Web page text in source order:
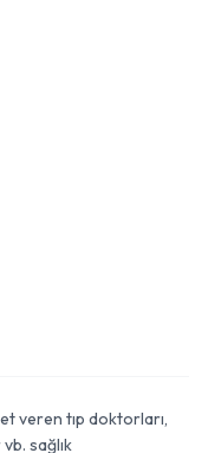
veren tıp doktorları,
sağlık